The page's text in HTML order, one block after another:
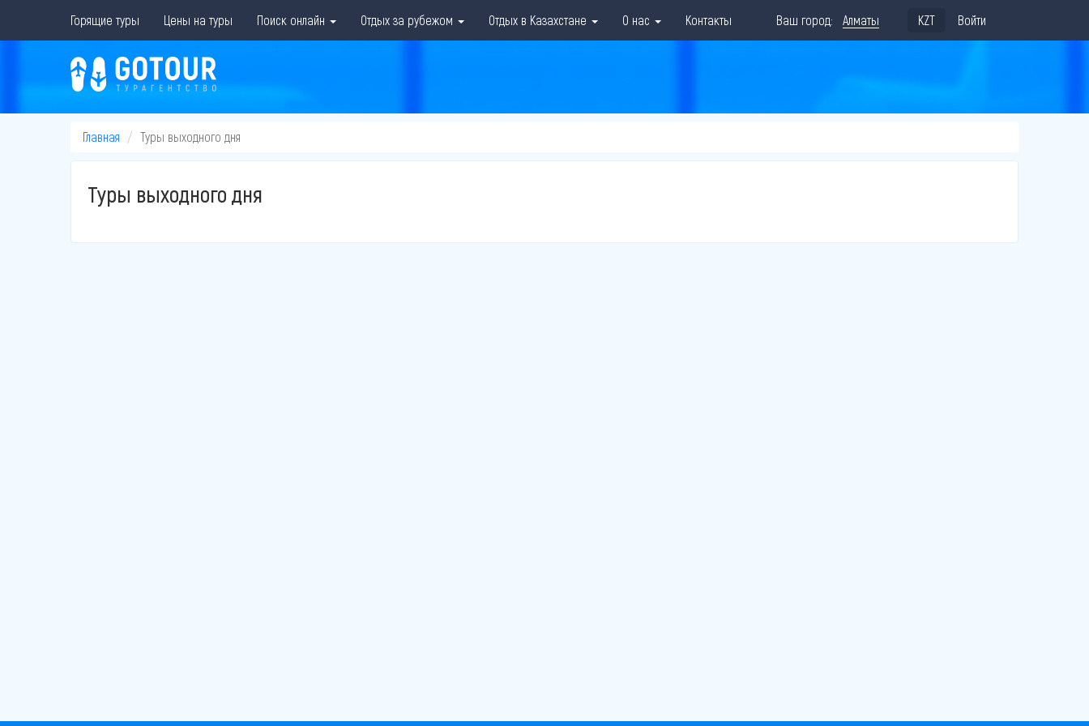
Горящие туры Цены на туры Поиск онлайн Отдых за рубежом Отдых в Казахстане О нас Контакты Ваш город: Алматы KZT Войти
Главная Туры выходного дня
Туры выходного дня